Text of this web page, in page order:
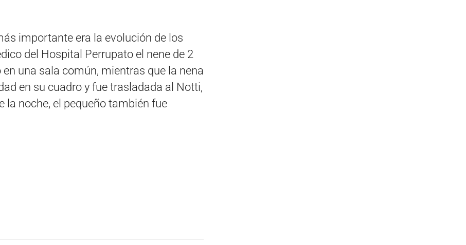
importante era la evolución de los
del Hospital Perrupato el nene de 2
una sala común, mientras que la nena
en su cuadro y fue trasladada al Notti,
la noche, el pequeño también fue